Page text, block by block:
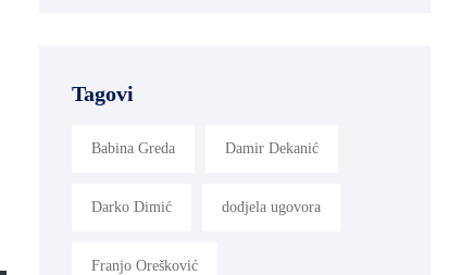
Tagovi
Babina Greda Damir Dekanić
Darko Dimić dodjela ugovora
Franjo Orešković